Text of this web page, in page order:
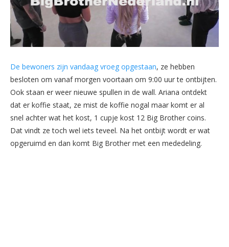
De bewoners zijn vandaag vroeg opgestaan, ze hebben
besloten om vanaf morgen voortaan om 9:00 uur te ontbijten.
Ook staan er weer nieuwe spullen in de wall. Ariana ontdekt
dat er koffie staat, ze mist de koffie nogal maar komt er al
snel achter wat het kost, 1 cupje kost 12 Big Brother coins.
Dat vindt ze toch wel iets teveel. Na het ontbijt wordt er wat
opgeruimd en dan komt Big Brother met een mededeling.